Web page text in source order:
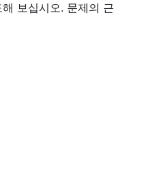
보십시오. 문제의 근